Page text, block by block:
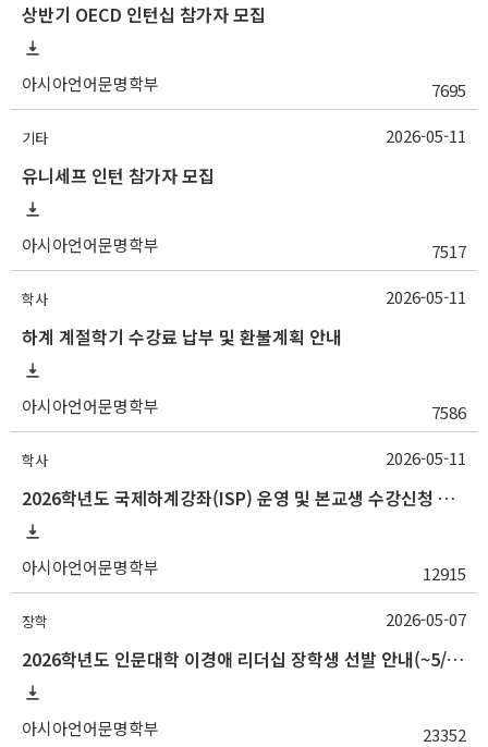
상반기 OECD 인턴십 참가자 모집
아시아언어문명학부 7695
기타
유니세프 인턴 참가자 모집
아시아언어문명학부 7517
2026-05-11
학사
하계 계절학기 수강료 납부 및 환불계획 안내
아시아언어문명학부 7586
2026-05-11
학사
2026학년도 국제하계강좌(ISP) 운영 및 본교생 수강신청 안내사항
아시아언어문명학부 12915
2026-05-11
장학
2026학년도 인문대학 이경애 리더십 장학생 선발 안내(~5/15 10:00)
아시아언어문명학부 23352
2026-05-07